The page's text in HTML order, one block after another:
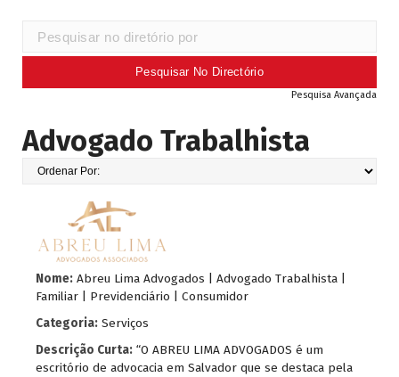
Pesquisa Avançada
Advogado Trabalhista
Nome: Abreu Lima Advogados | Advogado Trabalhista |
Familiar | Previdenciário | Consumidor
Categoria: Serviços
Descrição Curta: “O ABREU LIMA ADVOGADOS é um
escritório de advocacia em Salvador que se destaca pela